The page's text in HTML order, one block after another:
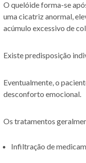
O quelóide forma-se
uma cicatriz anormal,
acúmulo excessivo de
Existe predisposição
Eventualmente, o
desconforto emocional.
Os tratamentos
Infiltração de